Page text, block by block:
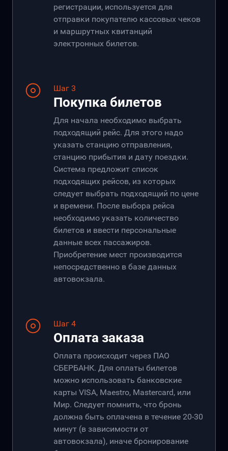
регистрации, используется для
отправки покупателю кассовых чеков
и маршрутных квитанций
электронных билетов.
Шаг 3
Покупка билетов
Для начала необходимо выбрать
подходящий рейс. Для этого надо
указать станцию отправления,
станцию прибытия и дату поездки.
Система предложит список
подходящих рейсов, из которых
следует выбрать подходящий по цене
и времени. После выбора рейса
необходимо указать количество
билетов и ввести персональные
данные всех пассажиров.
Приобретение мест производится
непосредственно в базе данных
автовокзала.
Шаг 4
Оплата заказа
Оплата происходит через ПАО
СБЕРБАНК. Для оплаты билетов
можно использовать банковские
карты VISA, Maestro, Mastercard, или
Мир. Следует помнить, что бронь
должна быть оплачена в течение 20-30
минут (в зависимости от
автовокзала), иначе бронирование